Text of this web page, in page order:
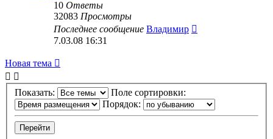
10 Ответы
32083 Просмотры
Последнее сообщение Владимир
7.03.08 16:31
Новая тема
Показать:
Поле сортировки:
Порядок: